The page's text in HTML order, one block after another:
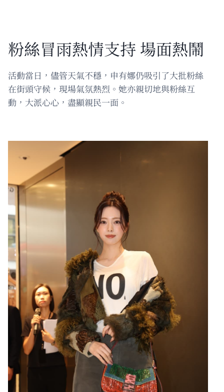
粉絲冒雨熱情支持 場面熱鬧
活動當日，儘管天氣不穩，申有娜仍吸引了大批粉絲
在街頭守候，現場氣氛熱烈。她亦親切地與粉絲互
動，大派心心，盡顯親民一面。